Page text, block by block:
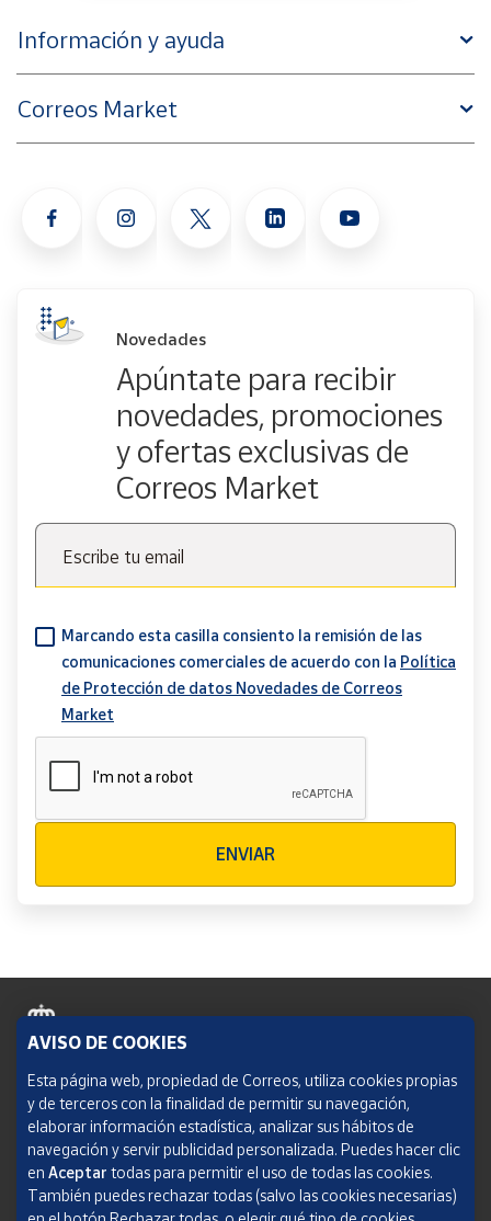
Información y ayuda
Correos Market
Novedades
Apúntate para recibir
novedades, promociones
y ofertas exclusivas de
Correos Market
Escribe tu email
Marcando esta casilla consiento la remisión de las
comunicaciones comerciales de acuerdo con la Política
de Protección de datos Novedades de Correos
Market
ENVIAR
Política de cookies
Aviso legal
Condiciones del servicio
Política de Privacidad Web
AVISO DE COOKIES
Esta página web, propiedad de Correos, utiliza cookies propias
y de terceros con la finalidad de permitir su navegación,
elaborar información estadística, analizar sus hábitos de
navegación y servir publicidad personalizada. Puedes hacer clic
en Aceptar todas para permitir el uso de todas las cookies.
También puedes rechazar todas (salvo las cookies necesarias)